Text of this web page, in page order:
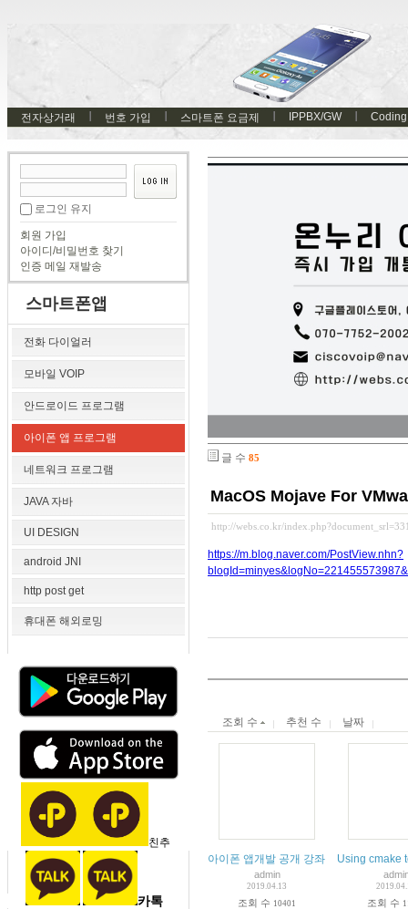
전자상거래 번호 가입 스마트폰 요금제 IPPBX/GW Coding
로그인 유지
회원 가입
아이디/비밀번호 찾기
인증 메일 재발송
스마트폰앱
전화 다이얼러
모바일 VOIP
안드로이드 프로그램
아이폰 앱 프로그램
네트워크 프로그램
JAVA 자바
UI DESIGN
android JNI
http post get
휴대폰 해외로밍
친추
카톡
글 수 85
MacOS Mojave For
http://webs.co.kr/
https://m.blog.naver.com/PostView.nhn?
조회 수 추천 수 날짜
아이폰 앱개발 공개 강좌 동영상 자세히
admin
2019.04.13
조회 수 10401
Using cmake
조회 수